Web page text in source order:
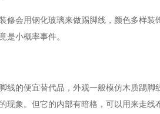
修会用钢化玻璃来做踢脚线，颜色多样
是小概率事件。
线的便宜替代品，外观一般模仿木质踢
现象。但它的内部有暗格，可以用来走线